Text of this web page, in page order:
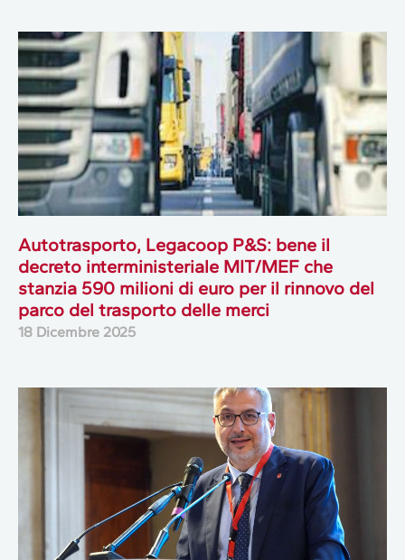
Autotrasporto, Legacoop P&S: bene il
decreto interministeriale MIT/MEF che
stanzia 590 milioni di euro per il rinnovo del
parco del trasporto delle merci
18 Dicembre 2025